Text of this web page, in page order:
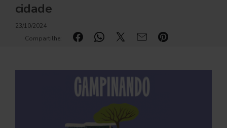
cidade
23/10/2024
Compartilhe: